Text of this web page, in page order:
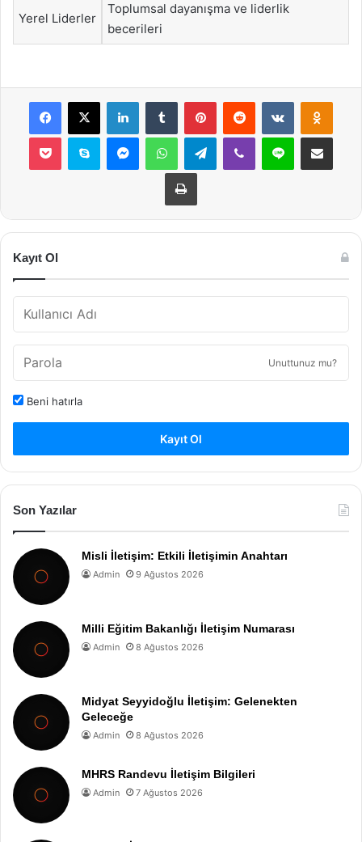
Yerel Liderler
Toplumsal dayanışma ve liderlik
becerileri
Facebook
X LinkedInTumblr PinterestReddit VKontakte
Pocket Skype MessengerWhatsAppTelegramViber Line E-Posta ile
Yazdır
Kayıt Ol
Unuttunuz mu?
Beni hatırla
Kayıt Ol
Son Yazılar
Misli İletişim: Etkili İletişimin Anahtarı
Admin 9 Ağustos 2026
Milli Eğitim Bakanlığı İletişim Numarası
Admin 8 Ağustos 2026
Midyat Seyyidoğlu İletişim: Gelenekten
Geleceğe
Admin 8 Ağustos 2026
MHRS Randevu İletişim Bilgileri
Admin 7 Ağustos 2026